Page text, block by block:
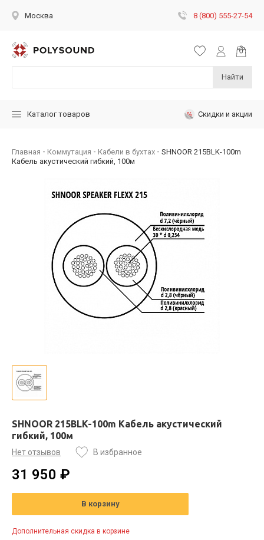
Москва 8 (800) 555-27-54
Найти
Каталог товаров Скидки и акции
Главная Коммутация Кабели в бухтах
SHNOOR 215BLK-100m
Кабель акустический гибкий, 100м
SHNOOR 215BLK-100m Кабель акустический
гибкий, 100м
Нет отзывов В избранное
31 950 ₽
В корзину
Дополнительная скидка в корзине